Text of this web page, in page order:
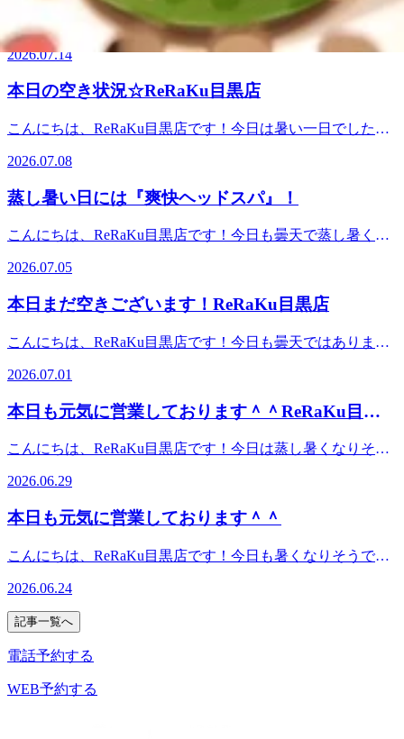
い。スタッフ一同心よりお待ちしております。最後までお読
みいただいてありがとうございます。Re.Ra.Ku目黒店12：30
～21：00（最終受付20：20）TEL．．．03-3491-0212＃目黒
＃目黒川＃目黒駅近＃JR山手線＃都営三田線＃東急目黒線
＃東京メトロ南北線＃もみほぐし＃リラクゼーション＃肩こ
り＃土日祝営業
こんにちは、ReRaKu目黒店です！今日は暑い、暑い一日と
なりましたね。本格的な夏到来といったかんじでしょうか？
外と室内の温度差により、体調不良になりやすいこの季節に
はぜひリラクゼーションをご利用ください！暑さに負けない
ように、Re.Ra.Ku目黒店は本日も、皆様を笑顔でお待ちして
況は都度変わりますのでご注意ください。スタッフ一同心よ
りお待ちしております。最後までお読みいただいてありがと
20：20）TEL．．．03-3491-0212＃目黒＃目黒川＃目黒駅近
＃JR山手線＃都営三田線＃東急目黒線＃東京メトロ南北線
＃もみほぐし＃リラクゼーション＃肩こり＃土日祝営業
2026.07.14
本日の空き状況☆ReRaKu目黒店
こんにちは、ReRaKu目黒店です！今日は暑い一日でした
がございます。笑顔でお待ちしています。18時よりご予約い
ただけます。※ご予約状況は都度変わりますのでご注意くだ
さい。スタッフ一同心よりお待ちしております。最後までお
30～21：00（最終受付20：20）TEL．．．03-3491-0212＃目
黒＃目黒川＃目黒駅近＃JR山手線＃都営三田線＃東急目黒
こり＃土日祝営業
2026.07.08
蒸し暑い日には『爽快ヘッドスパ』！
こんにちは、ReRaKu目黒店です！今日も曇天で蒸し暑くな
が雨も降ったりしてなんとなくスッキリしませんね。そんな
時にはRe.Ra.Kuの『爽快ヘッドスパ』がおすすめです。いつ
ものヘッドスパにプラスするだけで、リラックス&amp;爽快
上がります。ぜひ一度お試し下さい！ReRaKu目黒店は本日
も皆様のご来店を笑顔でお待ちしております！７月５日
予約状況は都度変わりますのでご注意ください。スタッフ一
同心よりお待ちしております。最後までお読みいただいてあ
りがとうございます。Re.Ra.Ku目黒店12：30～21：00（最終
駅近＃JR山手線＃都営三田線＃東急目黒線＃東京メトロ南
2026.07.05
本日まだ空きございます！ReRaKu目黒店
こんにちは、ReRaKu目黒店です！今日も曇天ではあります
すんだ色になってきましたが、私は少しくすんだ色味も好き
なので、写真に撮って楽しんだりしています。些細な楽しみ
を日常の中に取り入れると気分が変わるのでおすすめです。
ReRaKu目黒店は本日も皆様のご来店を笑顔でお待ちしてお
ります！７月１日（水）空き状況１２時４０分よりご予約い
さい。スタッフ一同心よりお待ちしております。最後までお
読みいただいてありがとうございます。Re.Ra.Ku目黒店12：
30～21：00（最終受付20：20）TEL．．．03-3491-0212＃目
線＃東京メトロ南北線＃もみほぐし＃リラクゼーション＃肩
2026.07.01
本日も元気に営業しております＾＾ReRaKu目黒
こんにちは、ReRaKu目黒店です！今日は蒸し暑くなりそう
り、頭が重く感じられたりするかと思います。ゆっくりお風
呂に入ったり、温かい物を食べたり、有酸素運動をしたり、
リラックスして過ごせたら良いのですが…そんな時間が取れ
日も皆様のご来店を笑顔でお待ちしております！ ６月２９
日（月）空き状況１5時０５分よりご予約いただけます。※
ご予約状況は都度変わりますのでご注意ください。スタッフ
一同心よりお待ちしております。最後までお読みいただいて
ありがとうございます。Re.Ra.Ku目黒店12：30～21：00（最
終受付20：20）TEL．．．03-3491-0212＃目黒＃目黒川＃目
南北線＃もみほぐし＃リラクゼーション＃肩こり＃土日祝営
2026.06.29
本日も元気に営業しております＾＾
こんにちは、ReRaKu目黒店です！今日も暑くなりそうです
気になりますが、体調お変わりありませんか？早くもエアコ
ンによる冷えを感じている方もいらっしゃいます。そんな時
にも、リラックスして体調整えてみませんか？今日も
ReRaKu目黒店は皆様のご来店を笑顔でお待ちしておりま
ただけます。※ご予約状況は都度変わりますのでご注意くだ
2026.06.24
記事一覧へ
電話予約する
WEB予約する